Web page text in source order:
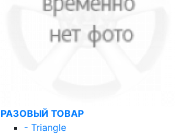
РАЗОВЫЙ ТОВАР
- Triangle